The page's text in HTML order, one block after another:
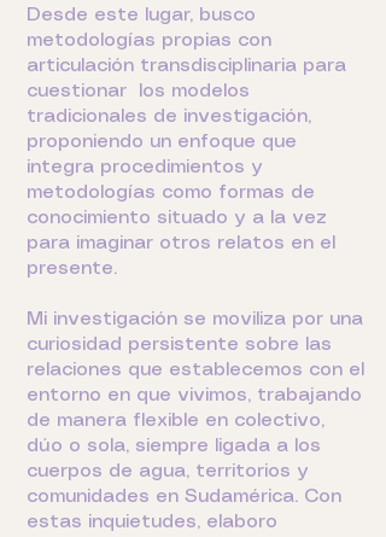
Desde este lugar, busco
metodologías propias con
articulación transdisciplinaria para
cuestionar los modelos
tradicionales de investigación,
proponiendo un enfoque que
integra procedimientos y
metodologías como formas de
conocimiento situado y a la vez
para imaginar otros relatos en el
presente.
Mi investigación se moviliza por una
curiosidad persistente sobre las
relaciones que establecemos con el
entorno en que vivimos, trabajando
de manera flexible en colectivo,
dúo o sola, siempre ligada a los
cuerpos de agua, territorios y
comunidades en Sudamérica. Con
estas inquietudes, elaboro